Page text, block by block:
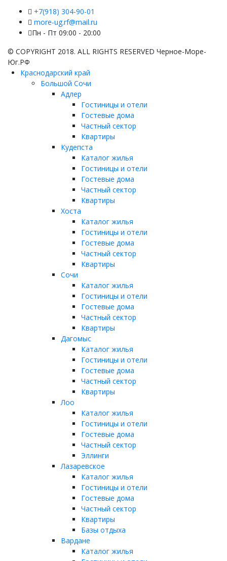
+7(918) 304-90-01
more-ug.rf@mail.ru
Пн - Пт 09:00 - 20:00
© COPYRIGHT 2018. ALL RIGHTS RESERVED Черное-Море-
Юг.РФ
Краснодарский край
Большой Сочи
Адлер
Гостиницы и отели
Гостевые дома
Частный сектор
Квартиры
Кудепста
Каталог жилья
Гостиницы и отели
Гостевые дома
Частный сектор
Квартиры
Хоста
Каталог жилья
Гостиницы и отели
Гостевые дома
Частный сектор
Квартиры
Сочи
Каталог жилья
Гостиницы и отели
Гостевые дома
Частный сектор
Квартиры
Дагомыс
Каталог жилья
Гостиницы и отели
Гостевые дома
Частный сектор
Квартиры
Лоо
Каталог жилья
Гостиницы и отели
Гостевые дома
Частный сектор
Эллинги
Лазаревское
Каталог жилья
Гостиницы и отели
Гостевые дома
Частный сектор
Квартиры
Базы отдыха
Вардане
Каталог жилья